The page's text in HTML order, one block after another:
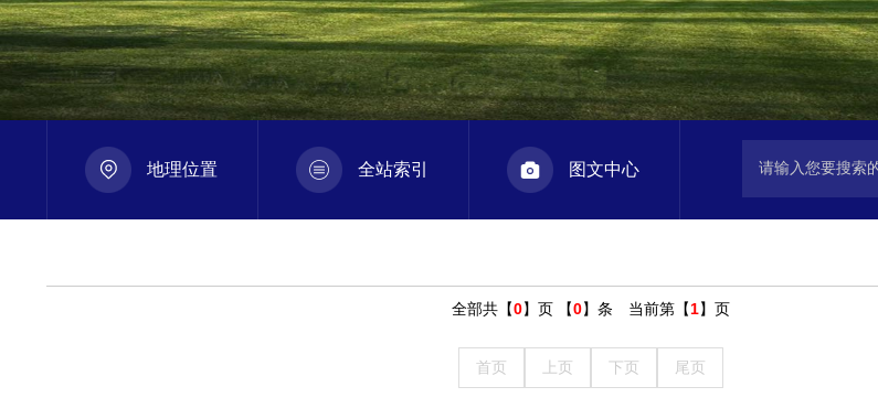
地理位置 全站索引 图文中心
全部共【0】页 【0】条 当前第【1】页
首页 上页 下页 尾页